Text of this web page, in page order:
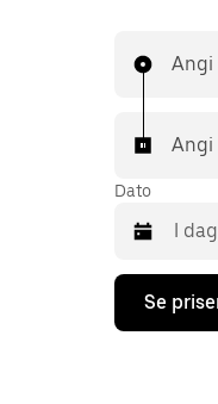
Angi
Angi
Dato
Trykk
piltast
Se